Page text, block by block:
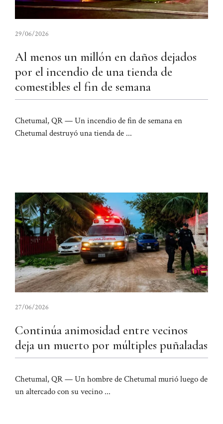
29/06/2026
Al menos un millón en daños dejados
por el incendio de una tienda de
comestibles el fin de semana
Chetumal, QR — Un incendio de fin de semana en
Chetumal destruyó una tienda de ...
27/06/2026
Continúa animosidad entre vecinos
deja un muerto por múltiples puñaladas
Chetumal, QR — Un hombre de Chetumal murió luego de
un altercado con su vecino ...